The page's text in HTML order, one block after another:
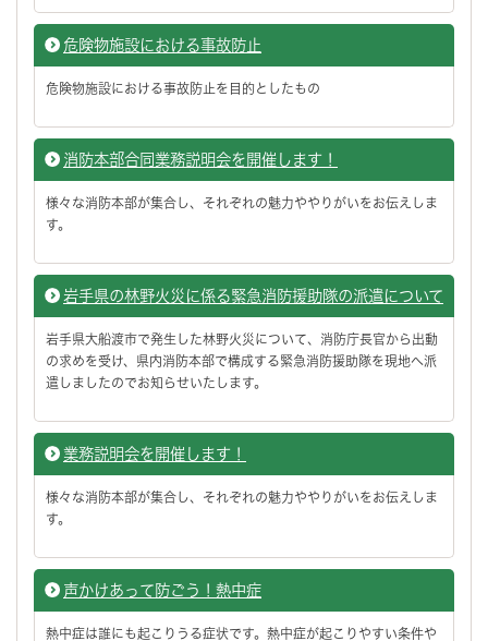
危険物施設における事故防止
危険物施設における事故防止を目的としたもの
消防本部合同業務説明会を開催します！
様々な消防本部が集合し、それぞれの魅力ややりがいをお伝えしま
す。
岩手県の林野火災に係る緊急消防援助隊の派遣について
岩手県大船渡市で発生した林野火災について、消防庁長官から出動
の求めを受け、県内消防本部で構成する緊急消防援助隊を現地へ派
遣しましたのでお知らせいたします。
業務説明会を開催します！
様々な消防本部が集合し、それぞれの魅力ややりがいをお伝えしま
す。
声かけあって防ごう！熱中症
熱中症は誰にも起こりうる症状です。熱中症が起こりやすい条件や